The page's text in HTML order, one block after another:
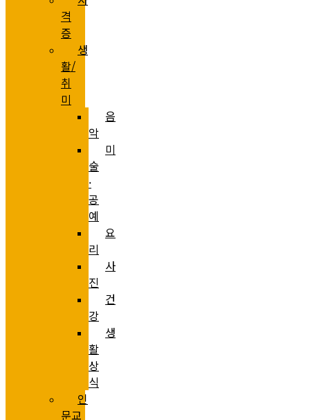
격
증
생
활/
취
미
음
악
미
술
·
공
예
요
리
사
진
건
강
생
활
상
식
인
문교